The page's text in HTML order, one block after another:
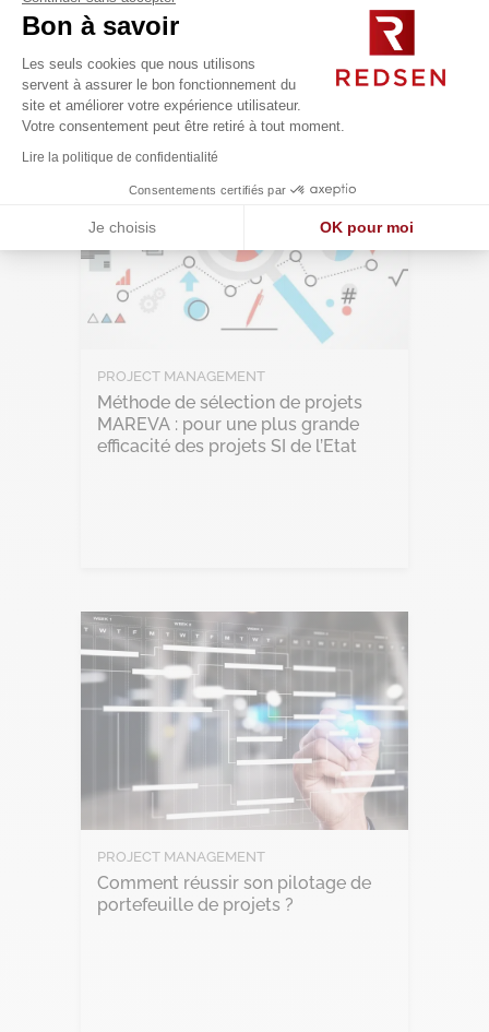
Lire l'article
PROJECT MANAGEMENT
Méthode de sélection de projets
MAREVA : pour une plus grande
efficacité des projets SI de l’Etat
PROJECT MANAGEMENT
Comment réussir son pilotage de
portefeuille de projets ?
Bon à savoir
Les seuls cookies que nous utilisons
servent à assurer le bon fonctionnement du
site et améliorer votre expérience utilisateur.
Votre consentement peut être retiré à tout moment.
Lire la politique de confidentialité
Consentements certifiés par
Je choisis OK pour moi
Axeptio consent
Plateforme de Gestion du Consentement : Personnalisez vos
Notre plateforme vous permet d'adapter et de gérer vos